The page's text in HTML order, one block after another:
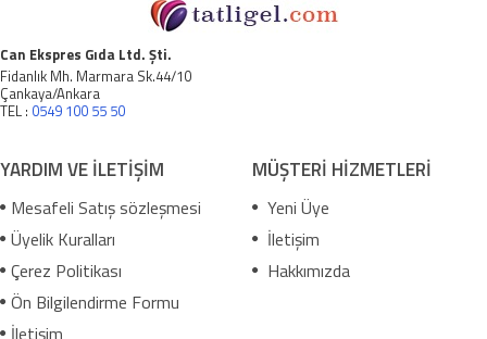
Can Ekspres Gıda Ltd. Şti.
Fidanlık Mh. Marmara Sk.44/10
Çankaya/Ankara
TEL : 0549 100 55 50
YARDIM VE İLETİŞİM
Mesafeli Satış sözleşmesi
Üyelik Kuralları
Çerez Politikası
Ön Bilgilendirme Formu
İletişim
MÜŞTERİ HİZMETLERİ
Yeni Üye
İletişim
Hakkımızda